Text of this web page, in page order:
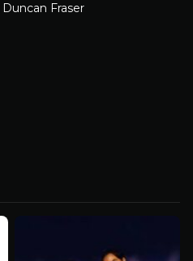
Duncan Fraser